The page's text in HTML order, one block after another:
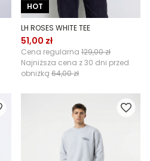
HOT
LH ROSES WHITE TEE
51,00 zł
Cena regularna 129,00 zł
Najniższa cena z 30 dni przed
obniżką 64,00 zł